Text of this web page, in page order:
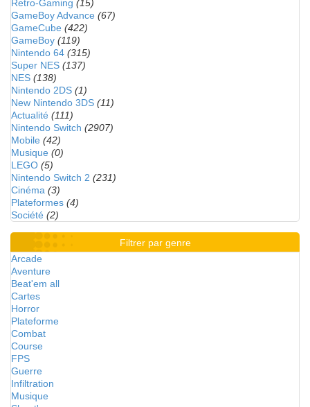
Retro-Gaming (15)
GameBoy Advance (67)
GameCube (422)
GameBoy (119)
Nintendo 64 (315)
Super NES (137)
NES (138)
Nintendo 2DS (1)
New Nintendo 3DS (11)
Actualité (111)
Nintendo Switch (2907)
Mobile (42)
Musique (0)
LEGO (5)
Nintendo Switch 2 (231)
Cinéma (3)
Plateformes (4)
Société (2)
Filtrer par genre
Arcade
Aventure
Beat'em all
Cartes
Horror
Plateforme
Combat
Course
FPS
Guerre
Infiltration
Musique